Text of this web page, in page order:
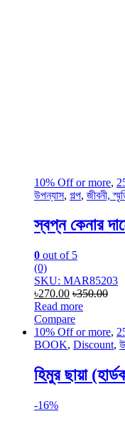
10% Off or more,
উপন্যাস, গল্প, জীবনী,
স্বপ্ন কেনার
0 out of 5
(0)
SKU: MAR85203
৳270.00 ৳350.00
Read more
Compare
10% Off or more,
BOOK, Discount,
হিমুর ছায়া
-16%